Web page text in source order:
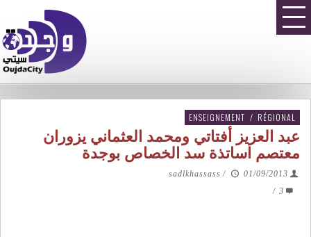
ENSEIGNEMENT / RÉGIONAL
عبد العزيز أفتاتي ومحمد العثماني يزوران
معتصم اساتذة سد الخصاص بوجدة
sadlkhassass /
01/09/2013
3
/